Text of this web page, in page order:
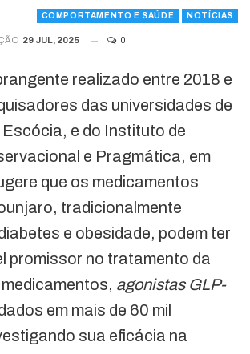
COMPORTAMENTO E SAÚDE NOTÍCIAS
29 JUL, 2025 0
realizado entre 2018 e
das universidades de
e do Instituto de
e Pragmática, em
que os medicamentos
tradicionalmente
e obesidade, podem ter
promissor no tratamento da
agonistas GLP-
em mais de 60 mil
sua eficácia na